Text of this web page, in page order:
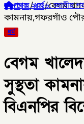
পর্যায়ের বিতর্কে
হোম/ধর্ম/বেগম
কামনায়,গফরগাঁও
ধর্ম
বেগম
সুস্থতা
বিএনপির